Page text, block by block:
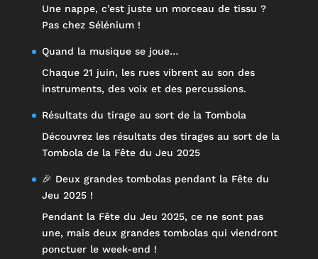
Une nappe, c’est juste un morceau de tissu ?
Pas chez Sélénium !
Quand la musique se joue…
Chaque 21 juin, les rues vibrent au son des
instruments, des voix et des percussions.
Résultats du tirage au sort de la Tombola
Découvrez les résultats des tirages au sort de la
Tombola de la Fête du Jeu 2025
🎉 Deux grandes tombolas pendant la Fête du
Jeu 2025 !
Pendant la Fête du Jeu 2025, ce ne sont pas
une, mais deux grandes tombolas qui viendront
ponctuer le week-end !